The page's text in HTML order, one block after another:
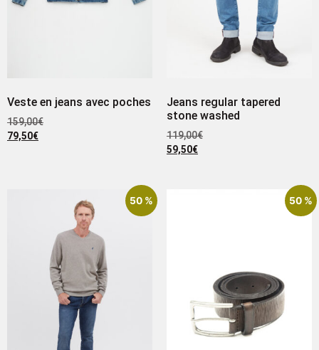
Veste en jeans avec poches
159,00€
79,50€
Jeans regular tapered
stone washed
119,00€
59,50€
50 % 50 %